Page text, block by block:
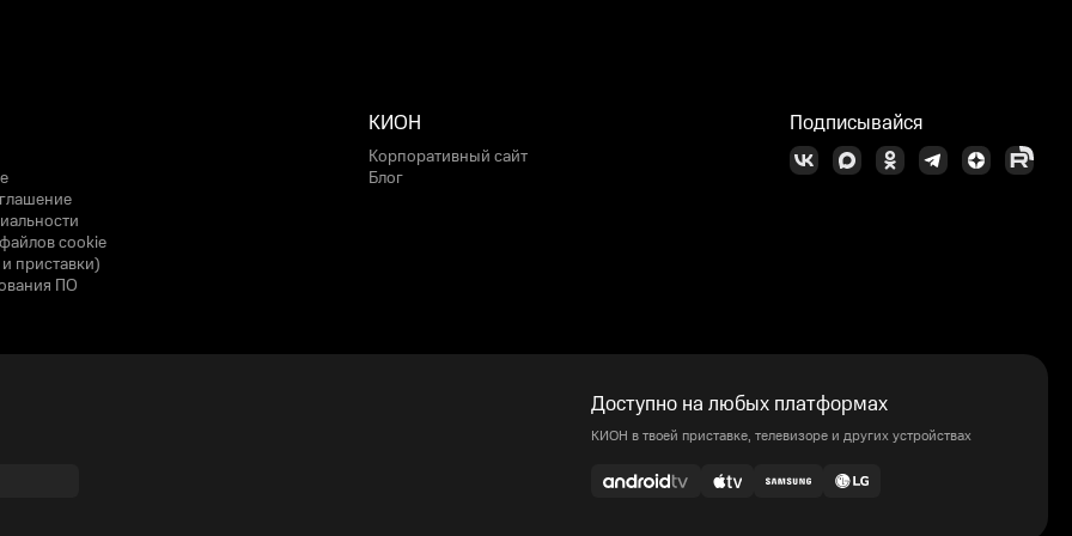
cookie
приставки)
ПО
КИОН
Корпоративный сайт
Блог
Подписывайся
Доступно на любых платформах
КИОН в твоей приставке, телевизоре и других устройствах